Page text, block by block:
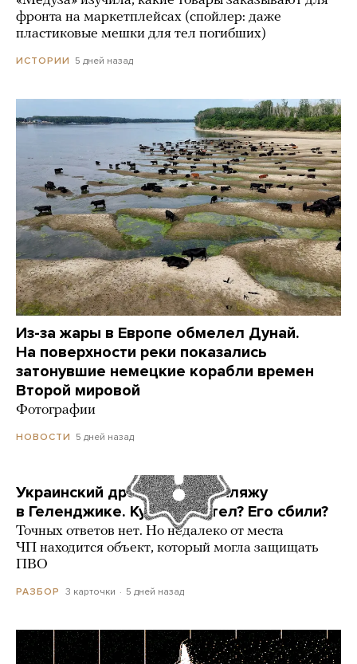
фронта на маркетплейсах (спойлер: даже
пластиковые мешки для тел погибших)
ИСТОРИИ 5 дней назад
Из-за жары в Европе обмелел Дунай.
На поверхности реки показались
затонувшие немецкие корабли времен
Второй мировой
Фотографии
НОВОСТИ 5 дней назад
Украинский дрон попал по пляжу
в Геленджике. Куда он летел? Его сбили?
Точных ответов нет. Но недалеко от места
ЧП находится объект, который могла защищать
ПВО
РАЗБОР 3 карточки 5 дней назад